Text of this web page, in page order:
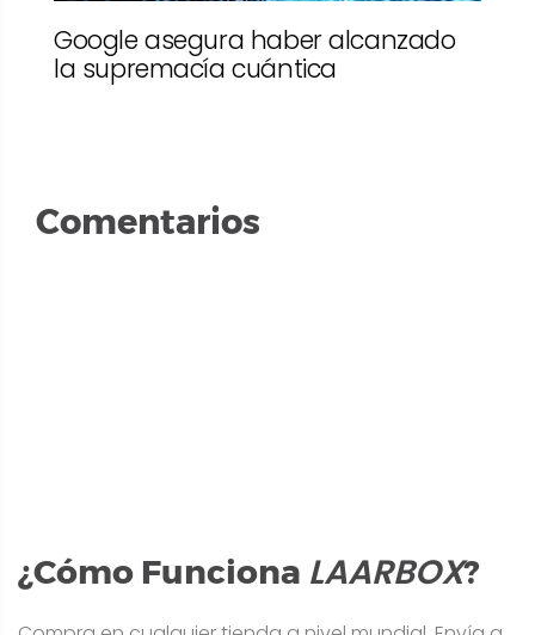
Google asegura haber alcanzado
la supremacía cuántica
Comentarios
¿Cómo Funciona LAARBOX?